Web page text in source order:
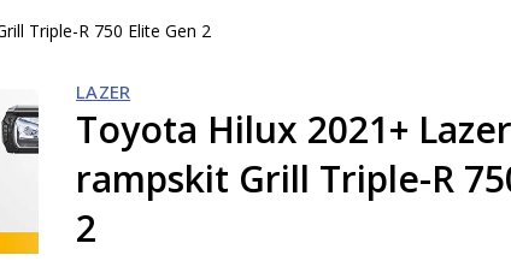
Triple-R 750 Elite Gen 2
LAZER
Toyota Hilux 2021+
rampskit Grill Triple-R
2